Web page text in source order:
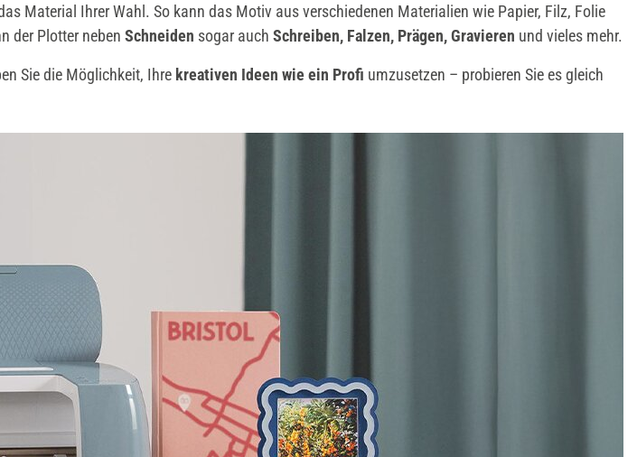
Material Ihrer Wahl. So kann das Motiv aus verschiedenen Materialien wie Papier, Filz, Folie
der Plotter neben Schneiden sogar auch Schreiben, Falzen, Prägen, Gravieren und vieles mehr.
Sie die Möglichkeit, Ihre kreativen Ideen wie ein Profi umzusetzen – probieren Sie es gleich